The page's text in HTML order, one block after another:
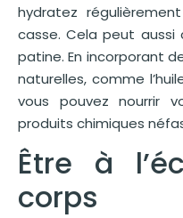
hydratez
casse. Cela peut aussi
patine. En incorporant
naturelles, comme
vous pouvez nourrir
produits chimiques
Être à
corps